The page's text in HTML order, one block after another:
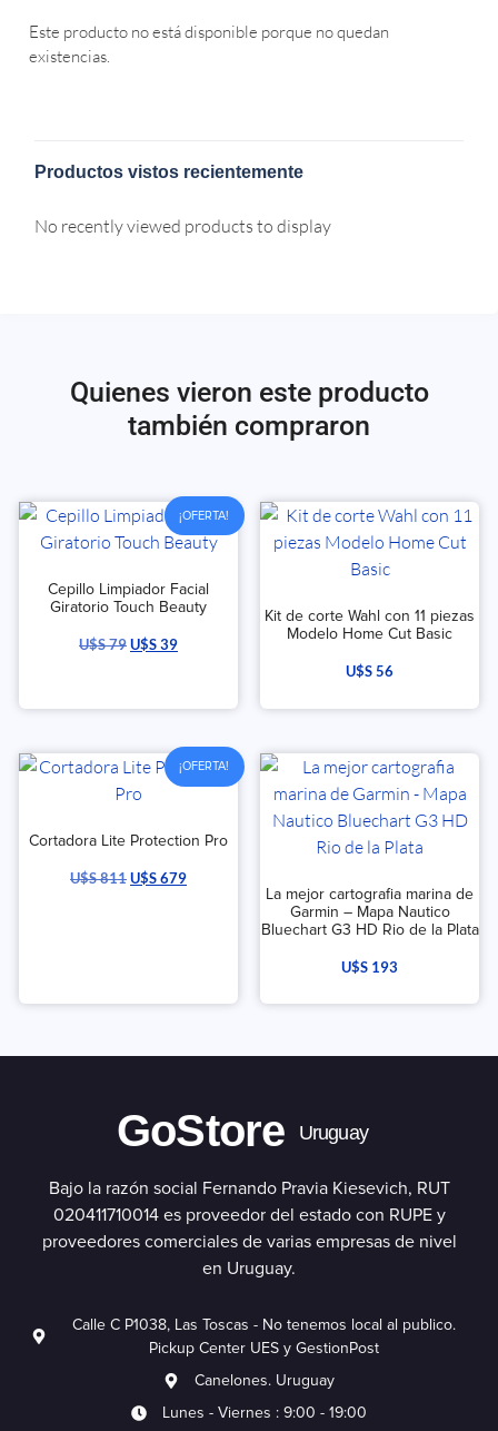
Este producto no está disponible porque no quedan
existencias.
Productos vistos recientemente
No recently viewed products to display
Quienes vieron este producto
también compraron
¡OFERTA!
Cepillo Limpiador Facial
Giratorio Touch Beauty
U$S79U$S39
Kit de corte Wahl con 11 piezas
Modelo Home Cut Basic
U$S56
¡OFERTA!
Cortadora Lite Protection Pro
U$S811U$S679
La mejor cartografia marina de
Garmin – Mapa Nautico
Bluechart G3 HD Rio de la Plata
U$S 193
GoStore Uruguay
Bajo la razón social Fernando Pravia Kiesevich, RUT
020411710014 es proveedor del estado con RUPE y
proveedores comerciales de varias empresas de nivel
en Uruguay.
Calle C P1038, Las Toscas - No tenemos local al publico.
Pickup Center UES y GestionPost
Canelones. Uruguay
Lunes - Viernes : 9:00 - 19:00